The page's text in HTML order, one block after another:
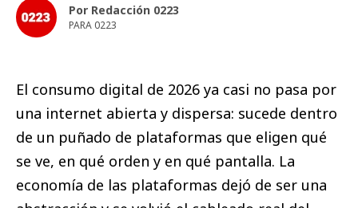
Por Redacción 0223
PARA 0223
El consumo digital de 2026 ya casi no pasa por
una internet abierta y dispersa: sucede dentro
de un puñado de plataformas que eligen qué
se ve, en qué orden y en qué pantalla. La
economía de las plataformas dejó de ser una